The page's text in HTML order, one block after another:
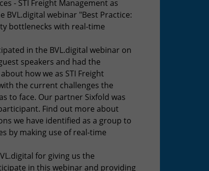
- STI Freight Management as
BVL.digital webinar "Best Practice:
bottlenecks with real-time
in the BVL.digital webinar on
speakers and had the
how we as STI Freight
the current challenges the
to face. Our partner Sixfold was
Find out more about
we have identified as a group to
by making use of real-time
for giving us the
in this webinar and providing